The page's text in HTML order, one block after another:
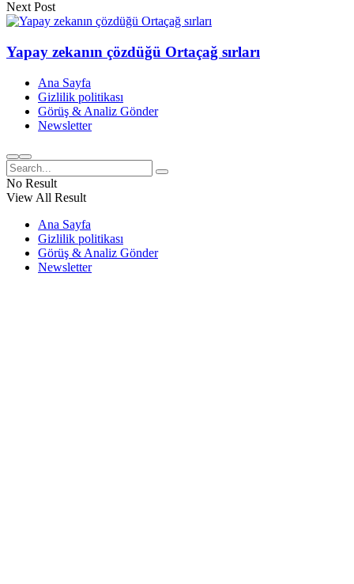
Next Post
Yapay zekanın çözdüğü Ortaçağ sırları
Ana Sayfa
Gizlilik politikası
Görüş & Analiz Gönder
Newsletter
No Result
View All Result
Ana Sayfa
Gizlilik politikası
Görüş & Analiz Gönder
Newsletter